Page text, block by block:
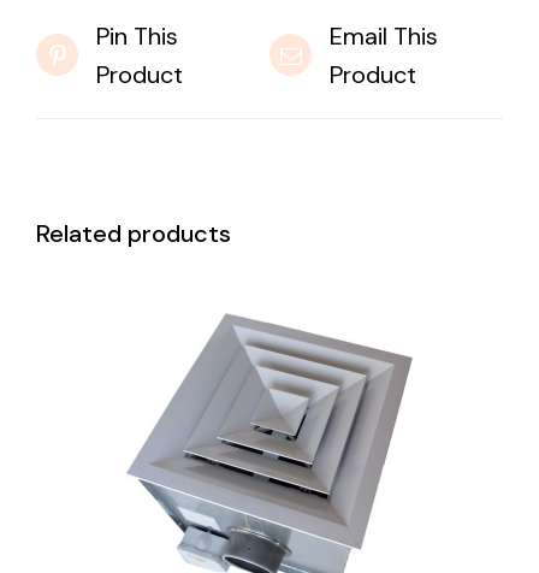
Pin This
Product
Email This
Product
Related products
DETAILS